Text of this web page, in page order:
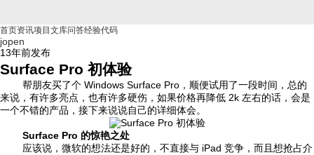
首页资讯项目 文库问答经验代码
jopen
13年前发布
Surface Pro 初体验
帮朋友买了个 Windows Surface Pro，顺便试用了一段时间，总的
来说，有许多亮点，也有许多硬伤，如果价格再降低 2k 左右的话，会是
一个不错的产品，接下来说说自己的详细体会。
Surface Pro 的惊艳之处
应该说，微软的想法还是好的，不直接与 iPad 竞争，而且想抢占介